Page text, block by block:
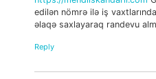
edilən nömrə ilə iş
əlaqə saxlayaraq randevu
Reply